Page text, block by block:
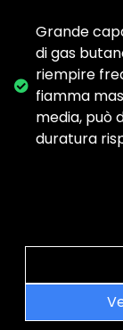
Grande
di gas
riempire
fiamma
media, può
duratura